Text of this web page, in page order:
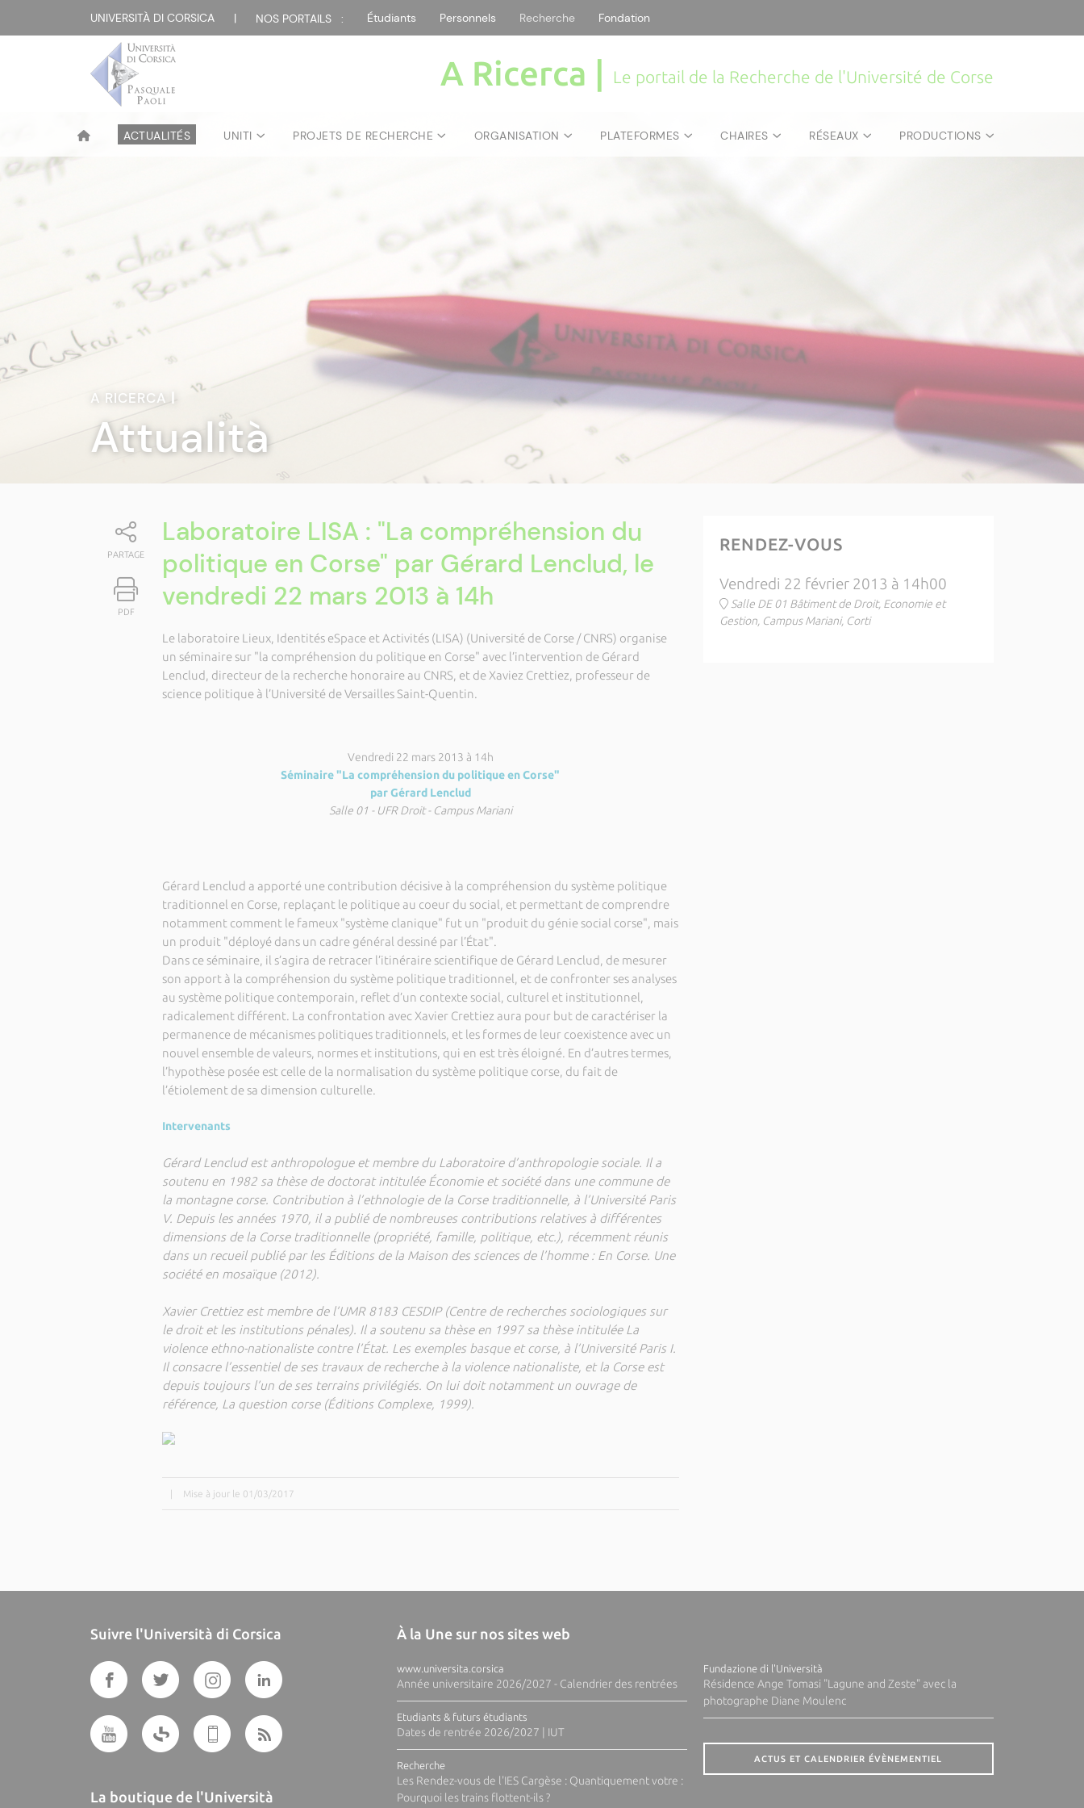
UNIVERSITÀ DI CORSICA | NOS PORTAILS : Étudiants Personnels Recherche Fondation
A Ricerca | Le portail de la Recherche de l'Université de Corse
ACTUALITÉS UNITI PROJETS DE RECHERCHE ORGANISATION PLATEFORMES CHAIRES RÉSEAUX PRODUCTIONS
A RICERCA|
Attualità
PARTAGE
PDF
Laboratoire LISA : "La compréhension du
politique en Corse" par Gérard Lenclud, le
vendredi 22 mars 2013 à 14h
Le laboratoire Lieux, Identités eSpace et Activités (LISA) (Université de Corse / CNRS) organise
un séminaire sur "la compréhension du politique en Corse" avec l’intervention de Gérard
Lenclud, directeur de la recherche honoraire au CNRS, et de Xaviez Crettiez, professeur de
science politique à l’Université de Versailles Saint-Quentin.
Vendredi 22 mars 2013 à 14h
Séminaire "La compréhension du politique en Corse"
par Gérard Lenclud
Salle 01 - UFR Droit - Campus Mariani
Gérard Lenclud a apporté une contribution décisive à la compréhension du système politique
traditionnel en Corse, replaçant le politique au coeur du social, et permettant de comprendre
notamment comment le fameux "système clanique" fut un "produit du génie social corse", mais
un produit "déployé dans un cadre général dessiné par l’État".
Dans ce séminaire, il s’agira de retracer l’itinéraire scientifique de Gérard Lenclud, de mesurer
son apport à la compréhension du système politique traditionnel, et de confronter ses analyses
au système politique contemporain, reflet d’un contexte social, culturel et institutionnel,
radicalement différent. La confrontation avec Xavier Crettiez aura pour but de caractériser la
permanence de mécanismes politiques traditionnels, et les formes de leur coexistence avec un
nouvel ensemble de valeurs, normes et institutions, qui en est très éloigné. En d’autres termes,
l’hypothèse posée est celle de la normalisation du système politique corse, du fait de
l’étiolement de sa dimension culturelle.
Intervenants
Gérard Lenclud est anthropologue et membre du Laboratoire d’anthropologie sociale. Il a
soutenu en 1982 sa thèse de doctorat intitulée Économie et société dans une commune de
la montagne corse. Contribution à l’ethnologie de la Corse traditionnelle, à l’Université Paris
V. Depuis les années 1970, il a publié de nombreuses contributions relatives à différentes
dimensions de la Corse traditionnelle (propriété, famille, politique, etc.), récemment réunis
dans un recueil publié par les Éditions de la Maison des sciences de l’homme : En Corse. Une
société en mosaïque (2012).
Xavier Crettiez est membre de l’UMR 8183 CESDIP (Centre de recherches sociologiques sur
le droit et les institutions pénales). Il a soutenu sa thèse en 1997 sa thèse intitulée La
violence ethno-nationaliste contre l’État. Les exemples basque et corse, à l’Université Paris I.
Il consacre l’essentiel de ses travaux de recherche à la violence nationaliste, et la Corse est
depuis toujours l’un de ses terrains privilégiés. On lui doit notamment un ouvrage de
référence, La question corse (Éditions Complexe, 1999).
Mise à jour le 01/03/2017
RENDEZ-VOUS
Vendredi 22 février 2013 à 14h00
Salle DE 01 Bâtiment de Droit, Economie et
Gestion, Campus Mariani, Corti
Suivre l'Università di Corsica
La boutique de l'Università
À la Une sur nos sites web
www.universita.corsica
Année universitaire 2026/2027 - Calendrier des rentrées
Etudiants & futurs étudiants
Dates de rentrée 2026/2027 | IUT
Recherche
Les Rendez-vous de l'IES Cargèse : Quantiquement votre :
Pourquoi les trains flottent-ils ?
Fundazione di l'Università
Résidence Ange Tomasi "Lagune and Zeste" avec la
photographe Diane Moulenc
ACTUS ET CALENDRIER ÉVÈNEMENTIEL